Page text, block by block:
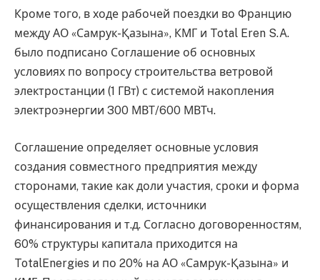
Кроме того, в ходе рабочей поездки во Францию
между АО «Самрук-Қазына», КМГ и Total Eren S.A.
было подписано Соглашение об основных
условиях по вопросу строительства ветровой
электростанции (1 ГВт) с системой накопления
электроэнергии 300 МВТ/600 МВТч.
Соглашение определяет основные условия
создания совместного предприятия между
сторонами, такие как доли участия, сроки и форма
осуществления сделки, источники
финансирования и т.д. Согласно договоренностям,
60% структуры капитала приходится на
TotalEnergies и по 20% на АО «Самрук-Қазына» и